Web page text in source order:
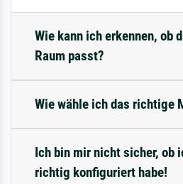
Wie kann ich erkennen, ob
Raum passt?
Wie wähle ich das richtige
Ich bin mir nicht sicher, ob
richtig konfiguriert habe!